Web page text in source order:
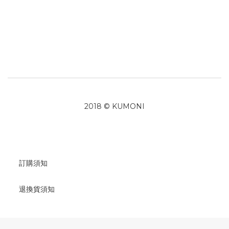
2018 © KUMONI
訂購須知
退換貨須知